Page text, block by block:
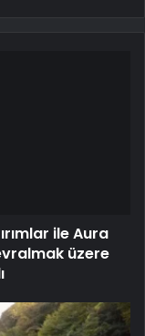
ile Aura
üzere